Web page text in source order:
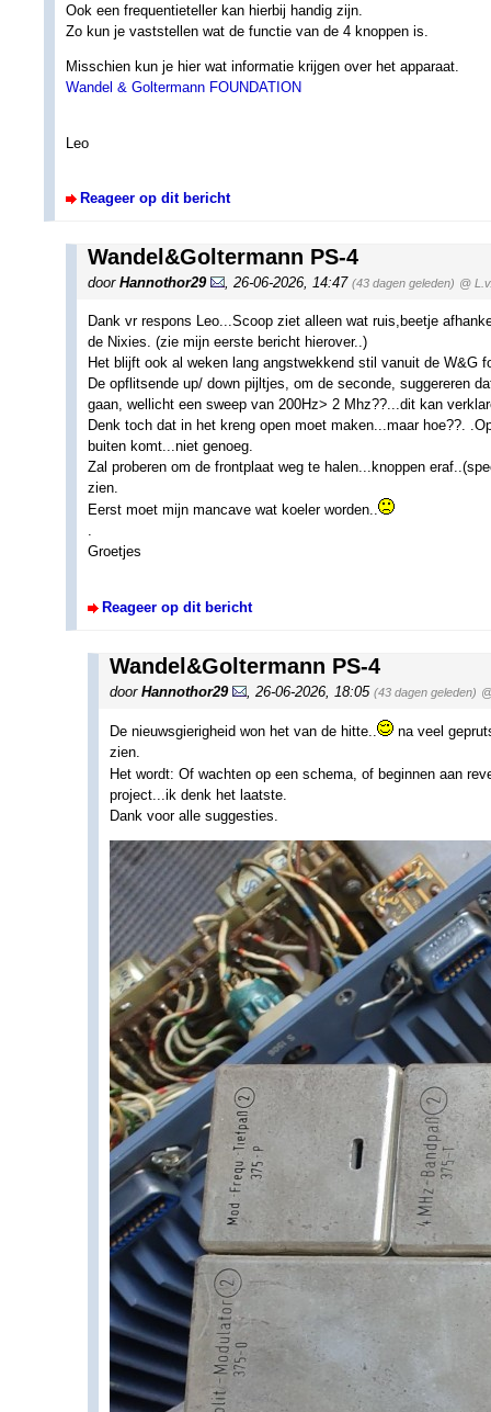
Ook een frequentieteller kan hierbij handig zijn.
Zo kun je vaststellen wat de functie van de 4 knoppen is.
Misschien kun je hier wat informatie krijgen over het apparaat.
Wandel & Goltermann FOUNDATION
Leo
Reageer op dit bericht
Wandel&Goltermann PS-4
door Hannothor29 , 26-06-2026, 14:47 (43 dagen geleden) @
Dank vr respons Leo...Scoop ziet alleen wat ruis,beetje
de Nixies. (zie mijn eerste bericht hierover..)
Het blijft ook al weken lang angstwekkend stil vanuit de W&G
De opflitsende up/ down pijltjes, om de seconde, suggereren
gaan, wellicht een sweep van 200Hz> 2 Mhz??...dit kan
Denk toch dat in het kreng open moet maken...maar hoe??.
buiten komt...niet genoeg.
Zal proberen om de frontplaat weg te halen...knoppen
zien.
Eerst moet mijn mancave wat koeler worden..
.
Groetjes
Reageer op dit bericht
Wandel&Goltermann PS-4
door Hannothor29 26-06-2026, 18:05 (43 dagen geleden)
De nieuwsgierigheid won het van de hitte..
na veel
zien.
Het wordt: Of wachten op een schema, of beginnen aan
project...ik denk het laatste.
Dank voor alle suggesties.